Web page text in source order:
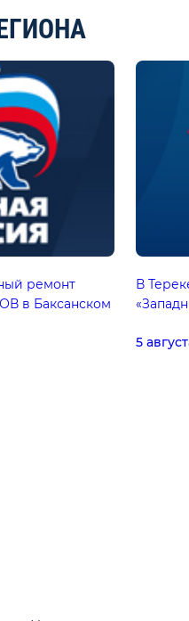
ремонт
в Баксанском
В
5